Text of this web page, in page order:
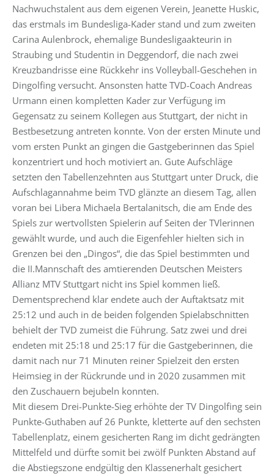
Nachwuchstalent aus dem eigenen Verein, Jeanette Huskic,
das erstmals im Bundesliga-Kader stand und zum zweiten
Carina Aulenbrock, ehemalige Bundesligaakteurin in
Straubing und Studentin in Deggendorf, die nach zwei
Kreuzbandrisse eine Rückkehr ins Volleyball-Geschehen in
Dingolfing versucht. Ansonsten hatte TVD-Coach Andreas
Urmann einen kompletten Kader zur Verfügung im
Gegensatz zu seinem Kollegen aus Stuttgart, der nicht in
Bestbesetzung antreten konnte. Von der ersten Minute und
vom ersten Punkt an gingen die Gastgeberinnen das Spiel
konzentriert und hoch motiviert an. Gute Aufschläge
setzten den Tabellenzehnten aus Stuttgart unter Druck, die
Aufschlagannahme beim TVD glänzte an diesem Tag, allen
voran bei Libera Michaela Bertalanitsch, die am Ende des
Spiels zur wertvollsten Spielerin auf Seiten der TVlerinnen
gewählt wurde, und auch die Eigenfehler hielten sich in
Grenzen bei den „Dingos“, die das Spiel bestimmten und
die II.Mannschaft des amtierenden Deutschen Meisters
Allianz MTV Stuttgart nicht ins Spiel kommen ließ.
Dementsprechend klar endete auch der Auftaktsatz mit
25:12 und auch in de beiden folgenden Spielabschnitten
behielt der TVD zumeist die Führung. Satz zwei und drei
endeten mit 25:18 und 25:17 für die Gastgeberinnen, die
damit nach nur 71 Minuten reiner Spielzeit den ersten
Heimsieg in der Rückrunde und in 2020 zusammen mit
den Zuschauern bejubeln konnten.
Mit diesem Drei-Punkte-Sieg erhöhte der TV Dingolfing sein
Punkte-Guthaben auf 26 Punkte, kletterte auf den sechsten
Tabellenplatz, einem gesicherten Rang im dicht gedrängten
Mittelfeld und dürfte somit bei zwölf Punkten Abstand auf
die Abstiegszone endgültig den Klassenerhalt gesichert